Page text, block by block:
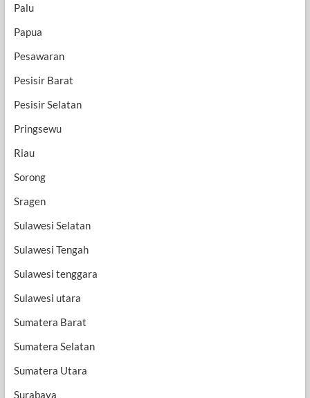
Palu
Papua
Pesawaran
Pesisir Barat
Pesisir Selatan
Pringsewu
Riau
Sorong
Sragen
Sulawesi Selatan
Sulawesi Tengah
Sulawesi tenggara
Sulawesi utara
Sumatera Barat
Sumatera Selatan
Sumatera Utara
Surabaya